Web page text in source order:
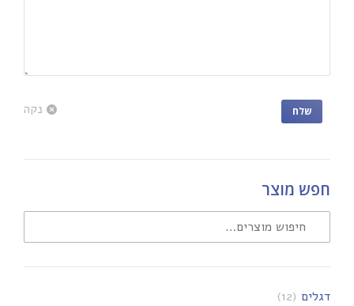
שלח נקה
חפש מוצר
דגלים (12)